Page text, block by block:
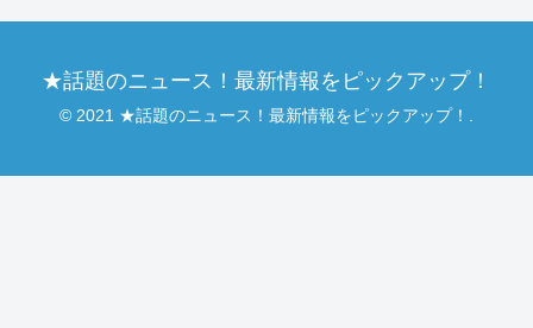
★話題のニュース！最新情報をピックアップ！
© 2021 ★話題のニュース！最新情報をピックアップ！.